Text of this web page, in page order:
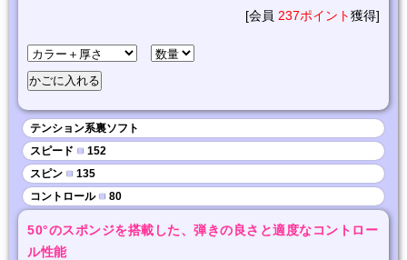
[会員 237ポイント獲得]
テンション系裏ソフト
スピード ■ 152
スピン ■ 135
コントロール ■ 80
50°のスポンジを搭載した、弾きの良さと適度なコントロー
ル性能